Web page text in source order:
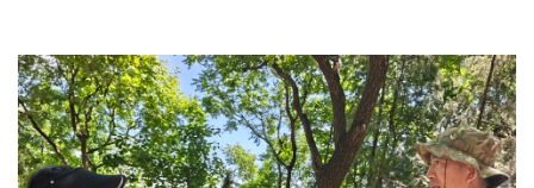
专题
资料库
+